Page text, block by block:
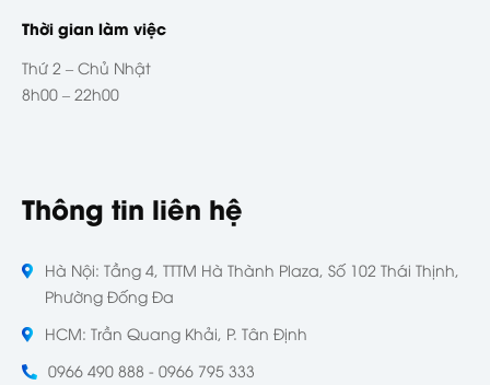
Thời gian làm việc
Thứ 2 – Chủ Nhật
8h00 – 22h00
Thông tin liên hệ
Hà Nội: Tầng 4, TTTM Hà Thành Plaza, Số 102 Thái Thịnh,
Phường Đống Đa
HCM: Trần Quang Khải, P. Tân Định
0966 490 888 - 0966 795 333